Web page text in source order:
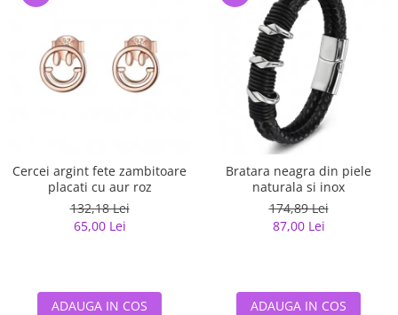
Cercei argint fete zambitoare
placati cu aur roz
132,18 Lei
65,00 Lei
ADAUGA IN COS
Bratara neagra din piele
naturala si inox
174,89 Lei
87,00 Lei
ADAUGA IN COS